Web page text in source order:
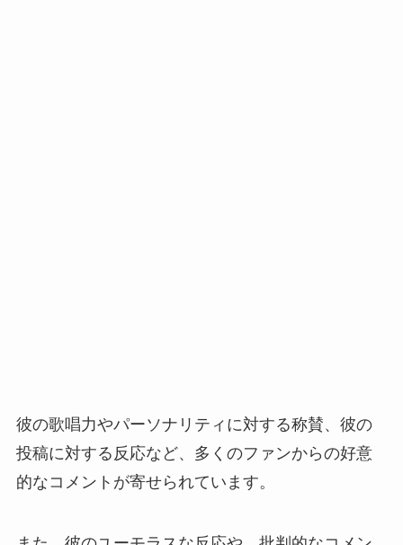
彼の歌唱力やパーソナリティに対する称賛、彼の
投稿に対する反応など、多くのファンからの好意
的なコメントが寄せられています。